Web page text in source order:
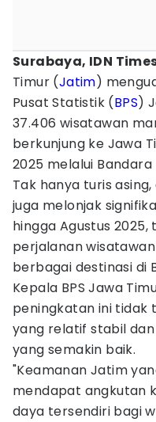
Surabaya, IDN
Timur (Jatim)
Pusat Statistik (BPS)
37.406 wisatawan
berkunjung ke Jawa
2025 melalui
Tak hanya turis
juga melonjak
hingga Agustus
perjalanan
berbagai destinasi di
Kepala BPS Jawa
peningkatan ini tidak
yang relatif stabil
yang semakin baik.
"Keamanan Jatim
mendapat angkutan
daya tersendiri bagi